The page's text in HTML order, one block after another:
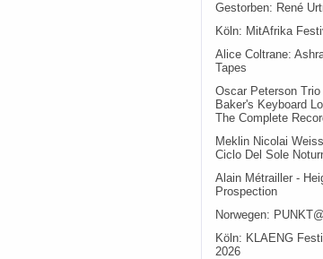
Gestorben: René
Köln: MitAfrika
Alice Coltrane:
Tapes
Oscar Peterson Trio
Baker's Keyboard
The Complete
Meklin Nicolai Weiss
Ciclo Del Sole
Alain Métrailler -
Prospection
Norwegen:
Köln: KLAENG
2026